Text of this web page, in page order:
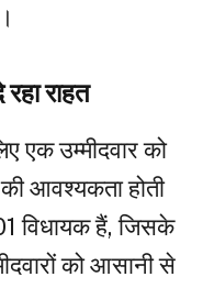
राहत
एक उम्मीदवार को
आवश्यकता होती
विधायक हैं, जिसके
को आसानी से